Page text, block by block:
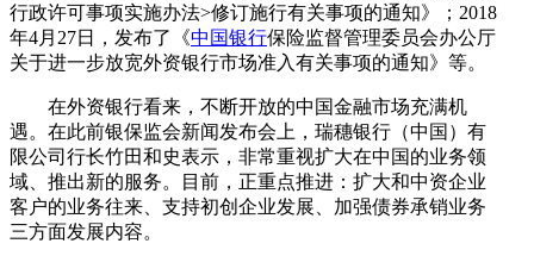
行政许可事项实施办法>修订施行有关事项的通知》；2018
年4月27日，发布了《中国银行保险监督管理委员会办公厅
关于进一步放宽外资银行市场准入有关事项的通知》等。
在外资银行看来，不断开放的中国金融市场充满机
遇。在此前银保监会新闻发布会上，瑞穗银行（中国）有
限公司行长竹田和史表示，非常重视扩大在中国的业务领
域、推出新的服务。目前，正重点推进：扩大和中资企业
客户的业务往来、支持初创企业发展、加强债券承销业务
三方面发展内容。